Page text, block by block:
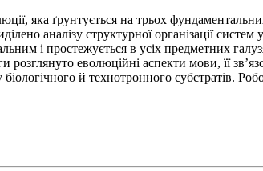
яка ґрунтується на трьох
аналізу структурної організації
і простежується в усіх предметних
розглянуто еволюційні аспекти мови, її
й технотронного субстратів.